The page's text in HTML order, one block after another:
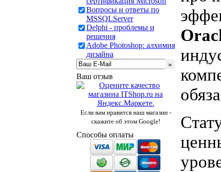
Вопросы и ответы по
MSSQLServer
Delphi - проблемы и
решения
Adobe Photoshop: алхимия
дизайна
Ваш отзыв
Если вам нравится наш магазин -
скажите об этом Google!
Способы оплаты